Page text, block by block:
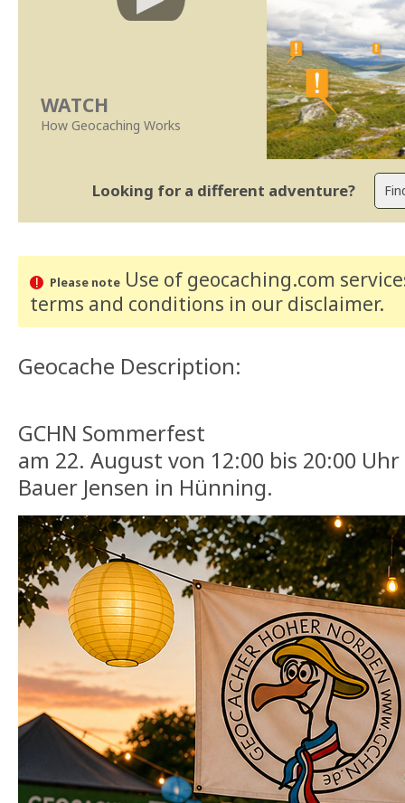
WATCH
How Geocaching Works
Looking for a different adventure?
Please noteUse of geocaching.com
terms and conditions in our disclaimer.
Geocache Description:
GCHN Sommerfest
am 22. August von 12:00 bis 20:00
Bauer Jensen in Hünning.